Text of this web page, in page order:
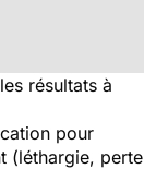
résultats à
pour
(léthargie, perte